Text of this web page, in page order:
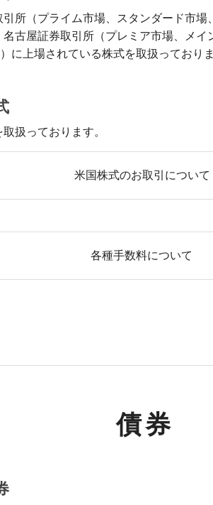
引所（プライム市場、スタンダード市
名古屋証券取引所（プレミア市場、メ
に上場されている株式を取扱っておりま
扱っております。
米国株式のお取引について
各種手数料について
債券